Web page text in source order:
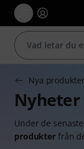
Nya
Nyheter
Under de
produkter från